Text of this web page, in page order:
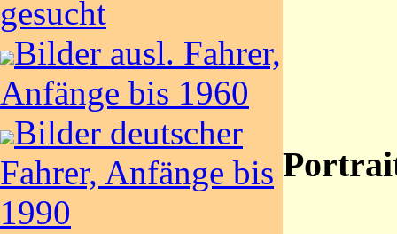
gesucht
Bilder ausl. Fahrer,
Anfänge bis 1960
Bilder deutscher
Fahrer, Anfänge bis
1990